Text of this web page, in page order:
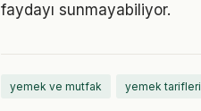
faydayı sunmayabiliyor.
yemek ve mutfak yemek tarifleri